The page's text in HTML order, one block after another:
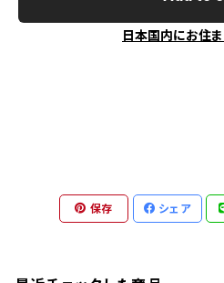
日本国内にお住
保存 シェア